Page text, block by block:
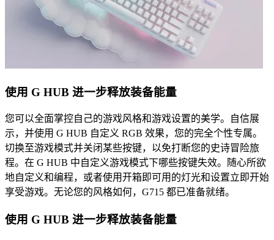
使用 G HUB 进一步释放装备能量
您可以全面掌控自己的游戏风格和游戏设置的美学。自信展
示，并使用 G HUB 自定义 RGB 效果，您的完全个性专属。
切换至游戏模式并关闭某些按键，以免打断您的史诗冒险旅
程。在 G HUB 中自定义游戏模式下哪些按键失效。随心所欲
地自定义和编程，或者使用开箱即可用的灯光和设置立即开始
享受游戏。无论您的风格如何，G715 都已准备就绪。
使用 G HUB 进一步释放装备能量